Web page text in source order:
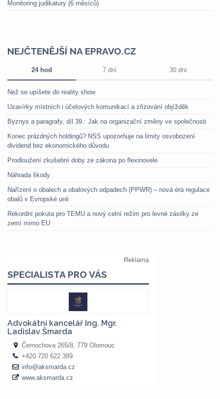
Monitoring judikatury (6 měsíců)
NEJČTENĚJŠÍ NA EPRAVO.CZ
24 hod 7 dní 30 dní
Než se upíšete do reality show
Uzavírky místních i účelových komunikací a zřizování objížděk
Byznys a paragrafy, díl 39.: Jak na organizační změny ve společnosti
Konec prázdných holdingů? NSS upozorňuje na limity osvobození
dividend bez ekonomického důvodu
Prodloužení zkušební doby ze zákona po flexinovele
Náhrada škody
Nařízení o obalech a obalových odpadech (PPWR) – nová éra regulace
obalů v Evropské unii
Rekordní pokuta pro TEMU a nový celní režim pro levné zásilky ze
zemí mimo EU